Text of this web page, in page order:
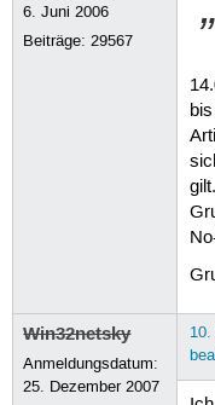
6. Juni 2006
Beiträge:29567
Win32netsky
Anmeldungsdatum:
25. Dezember 2007